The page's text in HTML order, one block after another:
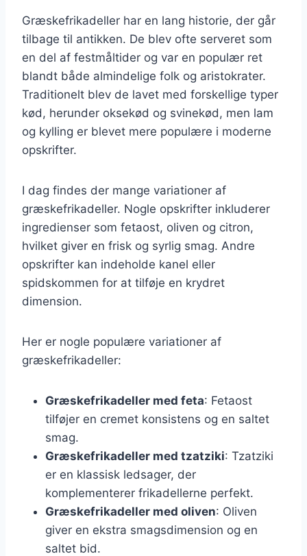
Græskefrikadeller har en lang historie, der går
tilbage til antikken. De blev ofte serveret som
en del af festmåltider og var en populær ret
blandt både almindelige folk og aristokrater.
Traditionelt blev de lavet med forskellige typer
kød, herunder oksekød og svinekød, men lam
og kylling er blevet mere populære i moderne
opskrifter.
I dag findes der mange variationer af
græskefrikadeller. Nogle opskrifter inkluderer
ingredienser som fetaost, oliven og citron,
hvilket giver en frisk og syrlig smag. Andre
opskrifter kan indeholde kanel eller
spidskommen for at tilføje en krydret
dimension.
Her er nogle populære variationer af
græskefrikadeller:
Græskefrikadeller med feta: Fetaost
tilføjer en cremet konsistens og en saltet
smag.
Græskefrikadeller med tzatziki: Tzatziki
er en klassisk ledsager, der
komplementerer frikadellerne perfekt.
Græskefrikadeller med oliven: Oliven
giver en ekstra smagsdimension og en
saltet bid.